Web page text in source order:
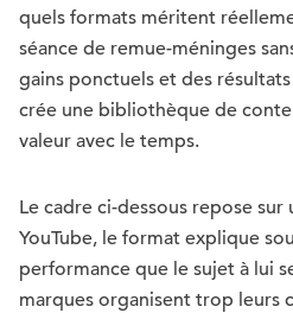
quels formats méritent
séance de remue-méninges
gains ponctuels et des
crée une bibliothèque de
valeur avec le temps.
Le cadre ci-dessous repose
YouTube, le format explique
performance que le sujet à lui
marques organisent trop leurs